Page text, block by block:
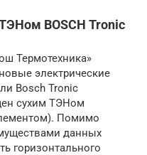
BOSCH Tronic
Термотехника»
электрические
Bosch Tronic
сухим ТЭНом
Помимо
данных
горизонтального